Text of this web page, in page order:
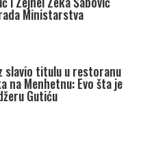
Ministarstva
slavio titulu u restoranu
na Menhetnu: Evo šta je
Gutiću